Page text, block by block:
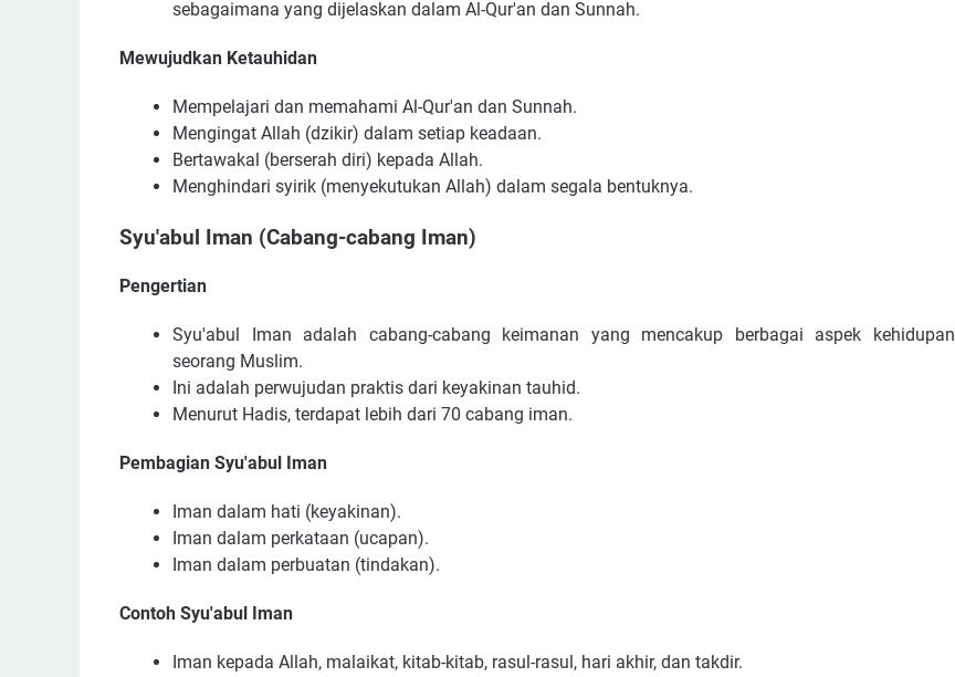
sebagaimana yang dijelaskan dalam Al-Qur'an dan Sunnah.
Mewujudkan Ketauhidan
Mempelajari dan memahami Al-Qur'an dan Sunnah.
Mengingat Allah (dzikir) dalam setiap keadaan.
Bertawakal (berserah diri) kepada Allah.
Menghindari syirik (menyekutukan Allah) dalam segala bentuknya.
Syu'abul Iman (Cabang-cabang Iman)
Pengertian
Syu'abul Iman adalah cabang-cabang keimanan yang mencakup berbagai aspek kehidupan
seorang Muslim.
Ini adalah perwujudan praktis dari keyakinan tauhid.
Menurut Hadis, terdapat lebih dari 70 cabang iman.
Pembagian Syu'abul Iman
Iman dalam hati (keyakinan).
Iman dalam perkataan (ucapan).
Iman dalam perbuatan (tindakan).
Contoh Syu'abul Iman
Iman kepada Allah, malaikat, kitab-kitab, rasul-rasul, hari akhir, dan takdir.